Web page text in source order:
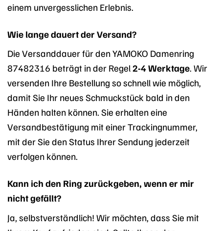
einem unvergesslichen Erlebnis.
Wie lange dauert der Versand?
Die Versanddauer für den YAMOKO Damenring
87482316 beträgt in der Regel2-4 Werktage. Wir
versenden Ihre Bestellung so schnell wie möglich,
damit Sie Ihr neues Schmuckstück bald in den
Händen halten können. Sie erhalten eine
Versandbestätigung mit einer Trackingnummer,
mit der Sie den Status Ihrer Sendung jederzeit
verfolgen können.
Kann ich den Ring zurückgeben, wenn er mir
nicht gefällt?
Ja, selbstverständlich! Wir möchten, dass Sie mit